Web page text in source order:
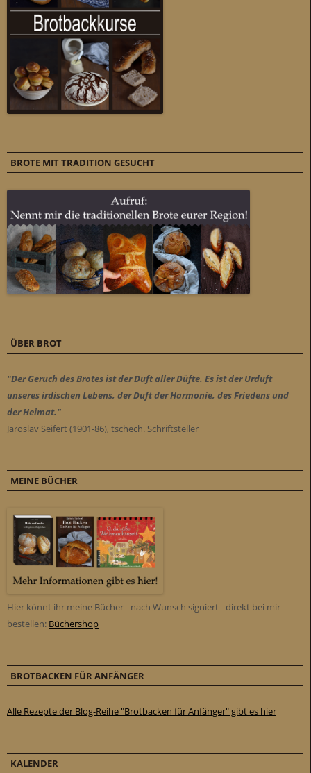
BROTE MIT TRADITION GESUCHT
ÜBER BROT
"Der Geruch des Brotes ist der Duft aller Düfte. Es ist der Urduft
unseres irdischen Lebens, der Duft der Harmonie, des Friedens und
der Heimat."
Jaroslav Seifert (1901-86), tschech. Schriftsteller
MEINE BÜCHER
Hier könnt ihr meine Bücher - nach Wunsch signiert - direkt bei mir
bestellen: Büchershop
BROTBACKEN FÜR ANFÄNGER
Alle Rezepte der Blog-Reihe "Brotbacken für Anfänger" gibt es hier
KALENDER